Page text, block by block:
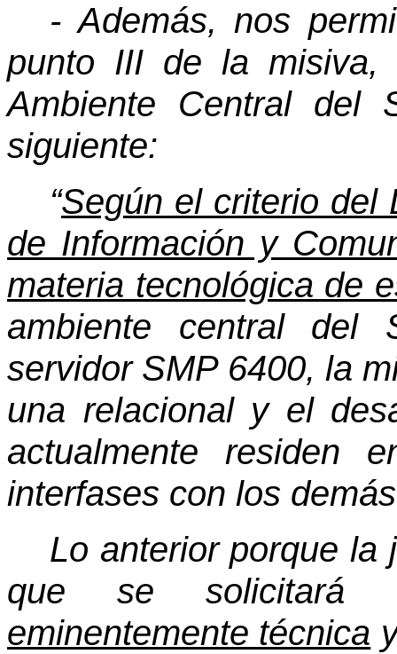
- Además, nos
punto III de la misiva,
Ambiente Central del
siguiente:
“Según el criterio del
de Información y
materia tecnológica de
ambiente central del
servidor SMP 6400, la
una relacional y el
actualmente residen
interfases con los
Lo anterior porque la
que se solicitará
eminentemente técnica